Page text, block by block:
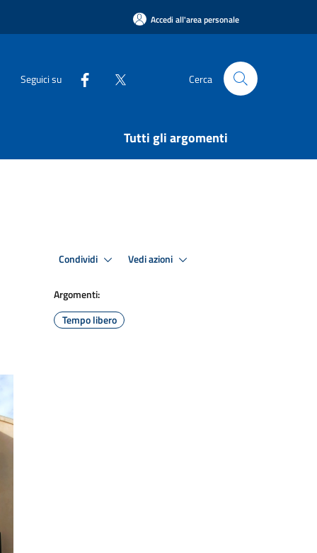
Accedi all'area personale
Seguici su Cerca
Tutti gli argomenti
Condividi Vedi azioni
Argomenti:
Tempo libero